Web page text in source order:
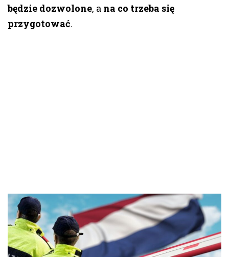
będzie dozwolone, a na co trzeba się
przygotować.